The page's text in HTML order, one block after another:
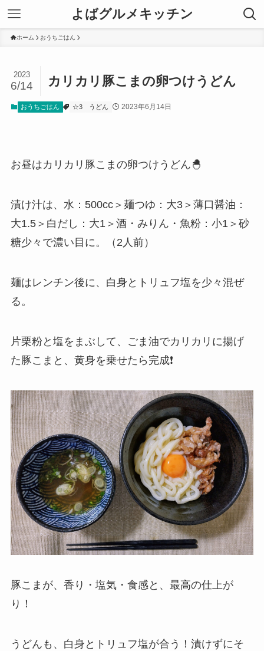
よばグルメキッチン
ホーム おうちごはん
カリカリ豚こまの卵つけうどん
2023
6/14
おうちごはん ☆3 うどん 2023年6月14日
お昼はカリカリ豚こまの卵つけうどん🐣
漬け汁は、水：500cc＞麺つゆ：大3＞薄口醤油：
大1.5＞白だし：大1＞酒・みりん・魚粉：小1＞砂
糖少々で濃い目に。（2人前）
麺はレンチン後に、白身とトリュフ塩を少々混ぜ
る。
片栗粉と塩をまぶして、ごま油でカリカリに揚げ
た豚こまと、黄身を乗せたら完成❗
豚こまが、香り・塩気・食感と、最高の仕上が
り！
うどんも、白身とトリュフ塩が合う！漬けずにそ